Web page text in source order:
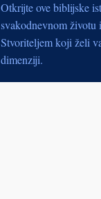
Otkrijte ove biblijske
svakodnevnom životu
Stvoriteljem koji želi
dimenziji.